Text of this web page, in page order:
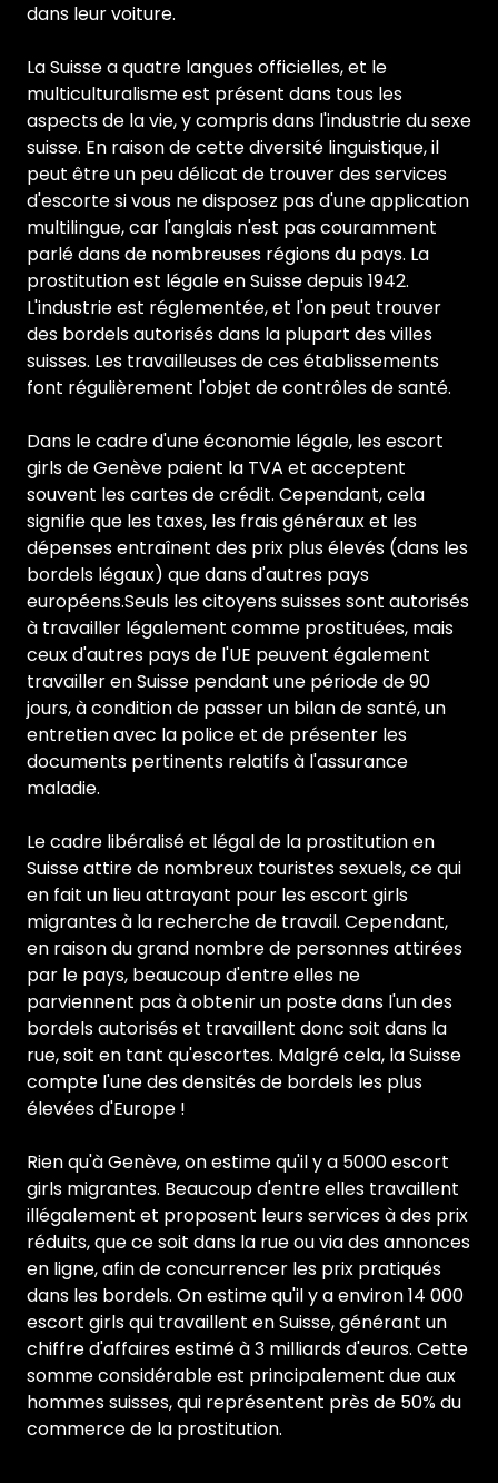
dans leur voiture.
La Suisse a quatre langues officielles, et le
multiculturalisme est présent dans tous les
aspects de la vie, y compris dans l'industrie du sexe
suisse. En raison de cette diversité linguistique, il
peut être un peu délicat de trouver des services
d'escorte si vous ne disposez pas d'une application
multilingue, car l'anglais n'est pas couramment
parlé dans de nombreuses régions du pays. La
prostitution est légale en Suisse depuis 1942.
L'industrie est réglementée, et l'on peut trouver
des bordels autorisés dans la plupart des villes
suisses. Les travailleuses de ces établissements
font régulièrement l'objet de contrôles de santé.
Dans le cadre d'une économie légale, les escort
girls de Genève paient la TVA et acceptent
souvent les cartes de crédit. Cependant, cela
signifie que les taxes, les frais généraux et les
dépenses entraînent des prix plus élevés (dans les
bordels légaux) que dans d'autres pays
européens.Seuls les citoyens suisses sont autorisés
à travailler légalement comme prostituées, mais
ceux d'autres pays de l'UE peuvent également
travailler en Suisse pendant une période de 90
jours, à condition de passer un bilan de santé, un
entretien avec la police et de présenter les
documents pertinents relatifs à l'assurance
maladie.
Le cadre libéralisé et légal de la prostitution en
Suisse attire de nombreux touristes sexuels, ce qui
en fait un lieu attrayant pour les escort girls
migrantes à la recherche de travail. Cependant,
en raison du grand nombre de personnes attirées
par le pays, beaucoup d'entre elles ne
parviennent pas à obtenir un poste dans l'un des
bordels autorisés et travaillent donc soit dans la
rue, soit en tant qu'escortes. Malgré cela, la Suisse
compte l'une des densités de bordels les plus
élevées d'Europe !
Rien qu'à Genève, on estime qu'il y a 5000 escort
girls migrantes. Beaucoup d'entre elles travaillent
illégalement et proposent leurs services à des prix
réduits, que ce soit dans la rue ou via des annonces
en ligne, afin de concurrencer les prix pratiqués
dans les bordels. On estime qu'il y a environ 14 000
escort girls qui travaillent en Suisse, générant un
chiffre d'affaires estimé à 3 milliards d'euros. Cette
somme considérable est principalement due aux
hommes suisses, qui représentent près de 50% du
commerce de la prostitution.